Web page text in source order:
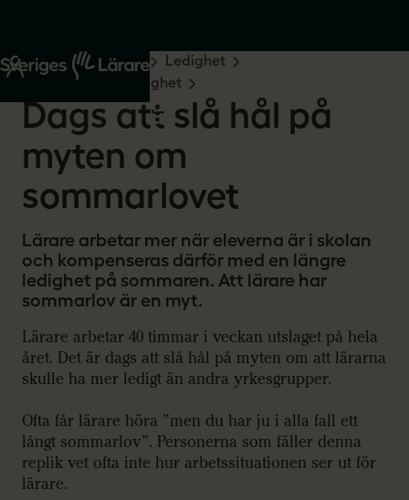
Start Råd och stöd
Ledighet
Semester och ferieledighet
Dags att slå hål på
myten om
sommarlovet
Lärare arbetar mer när eleverna är i skolan
och kompenseras därför med en längre
ledighet på sommaren. Att lärare har
sommarlov är en myt.
Lärare arbetar 40 timmar i veckan utslaget på hela
året. Det är dags att slå hål på myten om att lärarna
skulle ha mer ledigt än andra yrkesgrupper.
Ofta får lärare höra ”men du har ju i alla fall ett
långt sommarlov”. Personerna som fäller denna
replik vet ofta inte hur arbetssituationen ser ut för
lärare.